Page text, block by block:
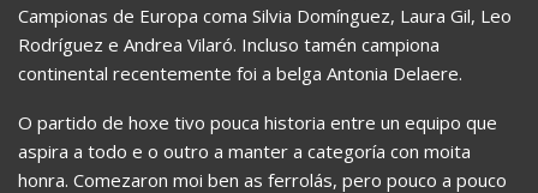
Campionas de Europa coma Silvia Domínguez, Laura Gil, Leo
Rodríguez e Andrea Vilaró. Incluso tamén campiona
continental recentemente foi a belga Antonia Delaere.
O partido de hoxe tivo pouca historia entre un equipo que
aspira a todo e o outro a manter a categoría con moita
honra. Comezaron moi ben as ferrolás, pero pouco a pouco